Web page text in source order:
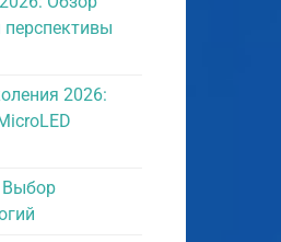
перспективы
2026:
Выбор